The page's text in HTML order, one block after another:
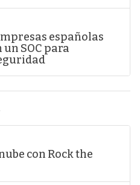
españolas
SOC para
con Rock the